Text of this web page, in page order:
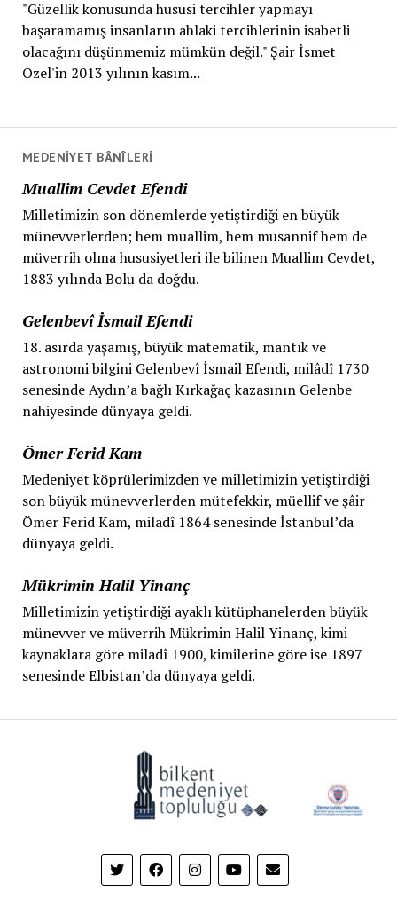
"Güzellik konusunda hususi tercihler yapmayı
başaramamış insanların ahlaki tercihlerinin isabetli
olacağını düşünmemiz mümkün değil." Şair İsmet
Özel'in 2013 yılının kasım...
MEDENIYET BÂNÎLERI
Muallim Cevdet Efendi
Milletimizin son dönemlerde yetiştirdiği en büyük
münevverlerden; hem muallim, hem musannif hem de
müverrih olma hususiyetleri ile bilinen Muallim Cevdet,
1883 yılında Bolu da doğdu.
Gelenbevî İsmail Efendi
18. asırda yaşamış, büyük matematik, mantık ve
astronomi bilgini Gelenbevî İsmail Efendi, milâdî 1730
senesinde Aydın’a bağlı Kırkağaç kazasının Gelenbe
nahiyesinde dünyaya geldi.
Ömer Ferid Kam
Medeniyet köprülerimizden ve milletimizin yetiştirdiği
son büyük münevverlerden mütefekkir, müellif ve şâir
Ömer Ferid Kam, miladî 1864 senesinde İstanbul’da
dünyaya geldi.
Mükrimin Halil Yinanç
Milletimizin yetiştirdiği ayaklı kütüphanelerden büyük
münevver ve müverrih Mükrimin Halil Yinanç, kimi
kaynaklara göre miladî 1900, kimilerine göre ise 1897
senesinde Elbistan’da dünyaya geldi.